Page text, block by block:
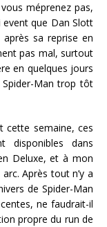
méprenez pas,
que Dan Slott
sa reprise en
pas mal, surtout
en quelques jours
Man trop tôt
cette semaine, ces
disponibles dans
Deluxe, et à mon
Après tout n’y a
de Spider-Man
ne faudrait-il
propre du run de